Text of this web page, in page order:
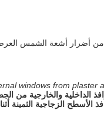
من أضرار أشعة الشمس
windows from plaster
الداخلية والخارجية من
الزجاجية الثمينة